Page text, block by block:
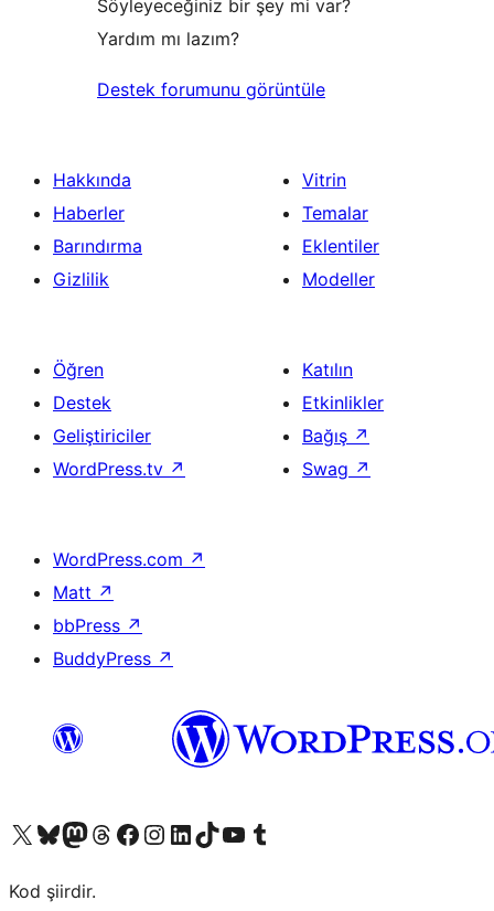
Söyleyeceğiniz bir şey mi var?
Yardım mı lazım?
Destek forumunu görüntüle
Hakkında
Haberler
Barındırma
Gizlilik
Vitrin
Temalar
Eklentiler
Modeller
Öğren
Destek
Geliştiriciler
WordPress.tv ↗
Katılın
Etkinlikler
Bağış ↗
Swag ↗
WordPress.com ↗
Matt ↗
bbPress ↗
BuddyPress ↗
X (eski Twitter) hesabımıza bakın
Bluesky hesabımızı ziyaret edinMastodon hesabımızı ziyaret edinThreads hesabımızı ziyaret edinFacebook sayfamızı ziyaret edinInstagram hesabımızı ziyaret edinLinkedIn hesabımızı ziyaret edinTikTok hesabımızı ziyaret edinYouTube kanalımızı ziyaret edinTumblr hesabımızı ziyaret edin
Kod şiirdir.